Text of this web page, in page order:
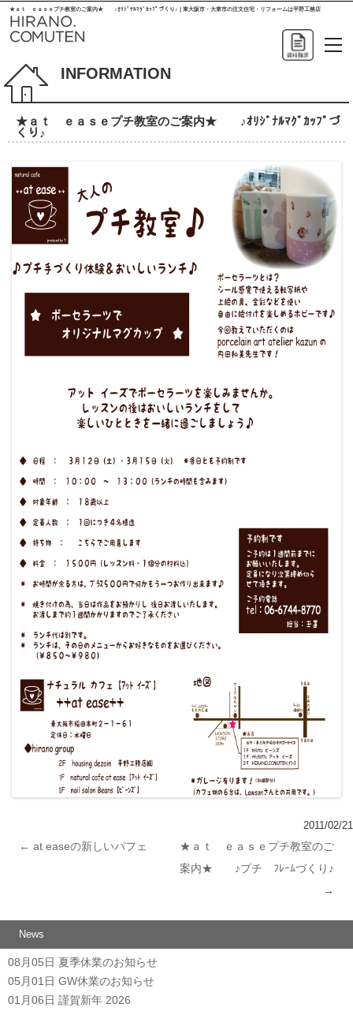
★ａｔ ｅａｓｅプチ教室のご案内★ ♪ｵﾘｼﾞﾅﾙﾏｸﾞｶｯﾌﾟづくり♪ | 東大阪市・大東市の注文住宅・リフォームは平野工務店
INFORMATION
★ａｔ ｅａｓｅプチ教室のご案内★ ♪ｵﾘｼﾞﾅﾙﾏｸﾞｶｯﾌﾟづ
くり♪
2011/02/21
← at easeの新しいパフェ
★ａｔ ｅａｓｅプチ教室のご
案内★ ♪プチ ﾌﾚｰﾑづくり♪
→
News
08月05日 夏季休業のお知らせ
05月01日 GW休業のお知らせ
01月06日 謹賀新年 2026